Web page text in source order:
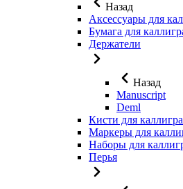
Назад
Аксессуары для
Бумага для
Держатели
Назад
Manuscript
Deml
Кисти для
Маркеры для
Наборы для
Перья